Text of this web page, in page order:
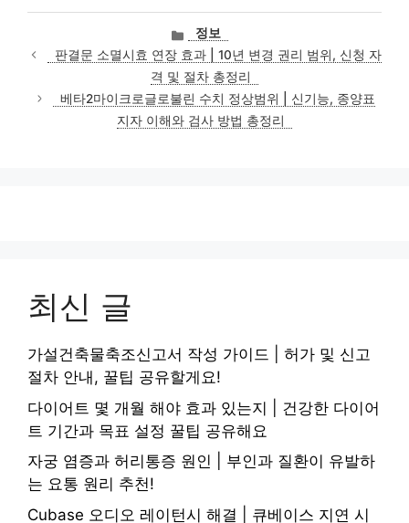
카
테
고
리
정보
판결문 소멸시효 연장 효과 | 10년 변경 권리 범위, 신청 자
격 및 절차 총정리
베타2마이크로글로불린 수치 정상범위 | 신기능, 종양표
지자 이해와 검사 방법 총정리
최신 글
가설건축물축조신고서 작성 가이드 | 허가 및 신고
절차 안내, 꿀팁 공유할게요!
다이어트 몇 개월 해야 효과 있는지 | 건강한 다이어
트 기간과 목표 설정 꿀팁 공유해요
자궁 염증과 허리통증 원인 | 부인과 질환이 유발하
는 요통 원리 추천!
Cubase 오디오 레이턴시 해결 | 큐베이스 지연 시